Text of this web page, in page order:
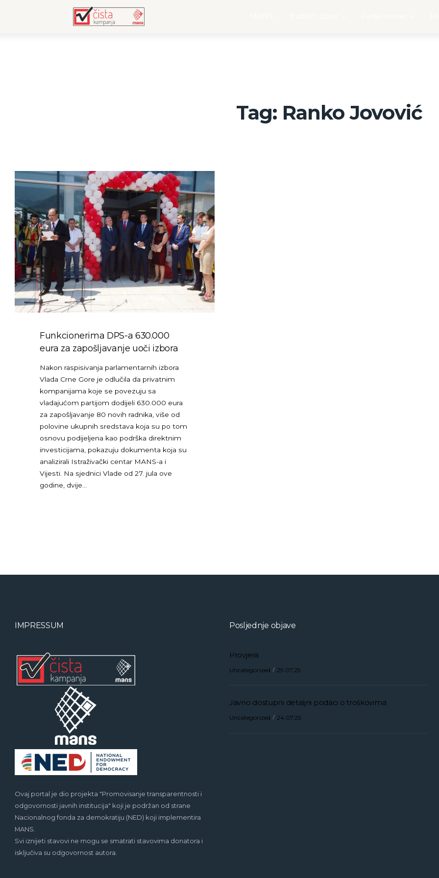
Tag: Ranko Jovović
Funkcionerima DPS-a 630.000
eura za zapošljavanje uoči izbora
Nakon raspisivanja parlamentarnih izbora
Vlada Crne Gore je odlučila da privatnim
kompanijama koje se povezuju sa
vladajućom partijom dodijeli 630.000 eura
za zapošljavanje 80 novih radnika, više od
polovine ukupnih sredstava koja su po tom
osnovu podijeljena kao podrška direktnim
investicijama, pokazuju dokumenta koja su
analizirali Istraživački centar MANS-a i
Vijesti. Na sjednici Vlade od 27. jula ove
godine, dvije…
IMPRESSUM
Ovaj portal je dio projekta "Promovisanje transparentnosti i
odgovornosti javnih institucija" koji je podržan od strane
Nacionalnog fonda za demokratiju (NED) koji implementira
MANS.
Svi iznijeti stavovi ne mogu se smatrati stavovima donatora i
isključiva su odgovornost autora.
Posljednje objave
Provjera
Uncategorized 29.07.25
Javno dostupni detaljni podaci o troškovima
Uncategorized 24.07.25